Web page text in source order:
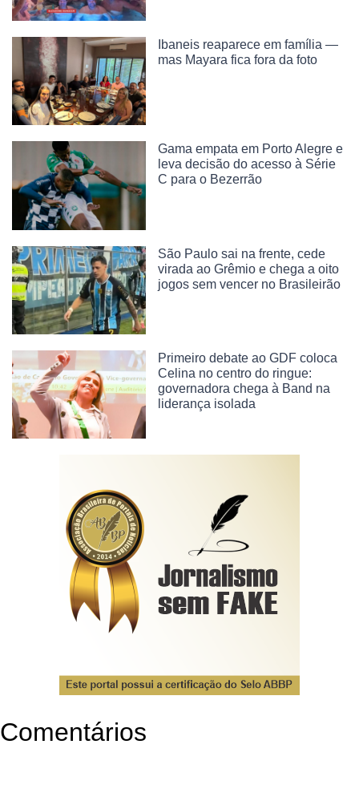
Ibaneis reaparece em família —
mas Mayara fica fora da foto
Gama empata em Porto Alegre e
leva decisão do acesso à Série
C para o Bezerrão
São Paulo sai na frente, cede
virada ao Grêmio e chega a oito
jogos sem vencer no Brasileirão
Primeiro debate ao GDF coloca
Celina no centro do ringue:
governadora chega à Band na
liderança isolada
Comentários